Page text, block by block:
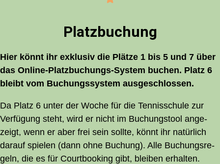
Platz­bu­chung
Hier könnt ihr exklu­siv die Plät­ze 1 bis 5 und 7 über
das Online-Platz­bu­chungs-Sys­tem buchen. Platz 6
bleibt vom Buchungs­sys­tem ausgeschlossen.
Da Platz 6 unter der Woche für die Ten­nis­schu­le zur
Ver­fü­gung steht, wird er nicht im Buchungs­tool ange­
zeigt, wenn er aber frei sein soll­te, könnt ihr natür­lich
dar­auf spie­len (dann ohne Buchung). Alle Buchungs­re­
geln, die es für Court­boo­king gibt, blei­ben erhalten.